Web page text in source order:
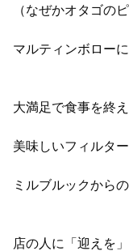
（なぜかオタゴの
マルティンボローに
大満足で食事を終え
美味しいフィルタ
ミルブルックから
店の人に「迎えを